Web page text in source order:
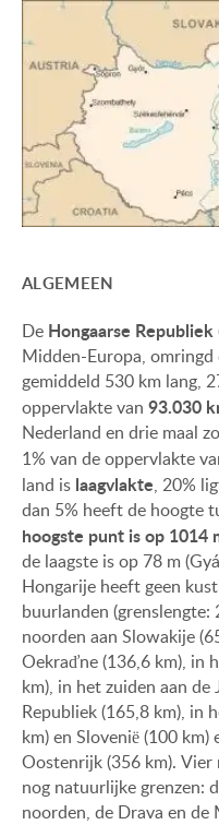
ALGEMEEN
De Hongaarse Republiek
Midden-Europa,
gemiddeld 530 km lang,
oppervlakte van 93.030
Nederland en drie maal
1% van de oppervlakte
land is laagvlakte, 20%
dan 5% heeft de hoogte
hoogste punt is op 1014
de laagste is op 78 m
Hongarije heeft geen
buurlanden
noorden aan Slowakije
Oekraďne (136,6 km), in
km), in het zuiden aan de
Republiek (165,8 km), in
km) en Slovenië (100
Oostenrijk (356 km).
nog natuurlijke grenzen:
noorden, de Drava en de